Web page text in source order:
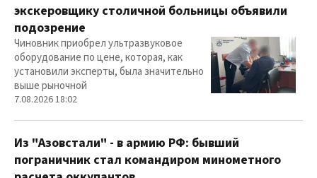
экскеровщику столичной больницы объявили
подозрение
Чиновник приобрел ультразвуковое
оборудование по цене, которая, как
установили эксперты, была значительно
выше рыночной
7.08.2026 18:02
Из "Азовстали" - в армию РФ: бывший
пограничник стал командиром минометного